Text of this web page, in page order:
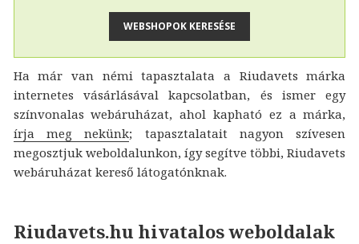
Ha már van némi tapasztalata a Riudavets márka
internetes vásárlásával kapcsolatban, és ismer egy
színvonalas webáruházat, ahol kapható ez a márka,
írja meg nekünk; tapasztalatait nagyon szívesen
megosztjuk weboldalunkon, így segítve többi, Riudavets
webáruházat kereső látogatónknak.
Riudavets.hu hivatalos weboldalak